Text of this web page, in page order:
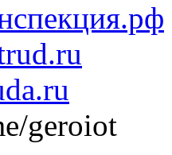
geroiot